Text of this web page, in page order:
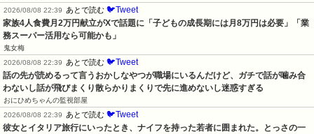
2026/08/08 22:39
あとで読む 🐦Tweet
家族4人食費月2万円献立がXで話題に「子どもの成長期には月8万円は必要」「業
務スーパー活用なら可能かも」
鬼女梅
2026/08/08 22:39
あとで読む 🐦Tweet
話の先が読めるって言うおかしなやつが職場にいるんだけど、ガチで話が噛み合
わないし話が飛びまくり散らかりまくりで先に進めないし迷惑すぎる
おにひめちゃんの監視部屋
2026/08/08 22:39
あとで読む 🐦Tweet
彼女とイタリア旅行にいったとき、ナイフを持った若者に囲まれた。とっさの一